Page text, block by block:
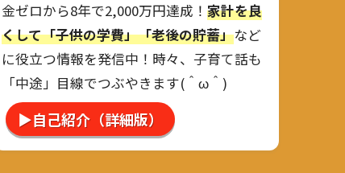
金ゼロから8年で2,000万円達成！ 家計を良
くして「子供の学費」「老後の貯蓄」など
に役立つ情報を発信中！時々、子育て話も
「中途」目線でつぶやきます(＾ω＾)
▶自己紹介（詳細版）